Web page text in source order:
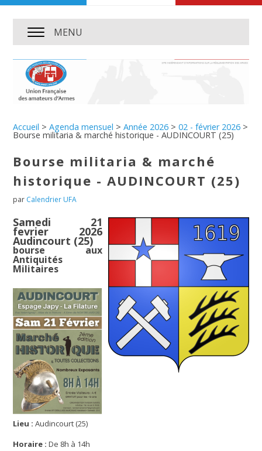
MENU
Accueil >Agenda mensuel >Année 2026 >02 - février 2026 >
Bourse militaria & marché historique - AUDINCOURT (25)
Bourse militaria & marché
historique - AUDINCOURT (25)
par Calendrier UFA
Samedi 21
fevrier 2026
Audincourt (25)
bourse aux
Antiquités
Militaires
Lieu : Audincourt (25)
Horaire : De 8h à 14h